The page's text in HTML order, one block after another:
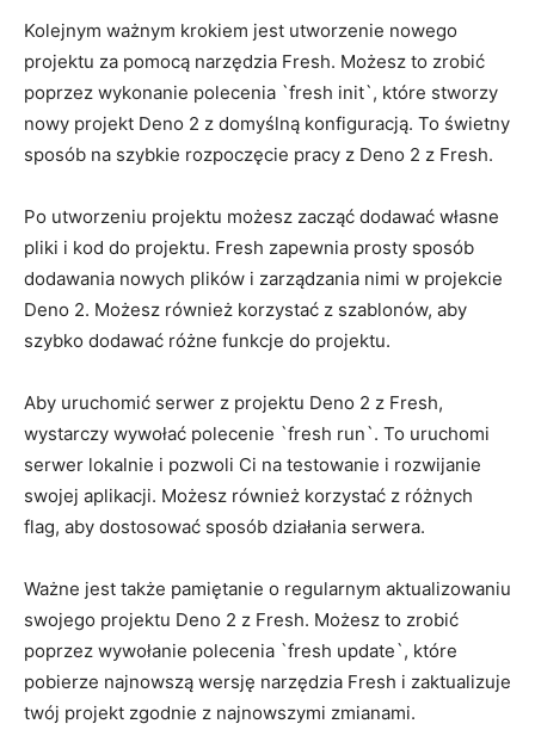
Kolejnym ważnym krokiem jest utworzenie nowego
projektu za ⁣pomocą​ narzędzia Fresh. Możesz​ to zrobić
poprzez wykonanie polecenia‍ `fresh ‌init`, które stworzy
nowy projekt Deno 2 z domyślną konfiguracją. To świetny
sposób na ⁤szybkie rozpoczęcie pracy z⁣ Deno 2 z Fresh.
Po utworzeniu⁣ projektu możesz zacząć dodawać własne
pliki i​ kod do‌ projektu. Fresh zapewnia prosty⁣ sposób
dodawania nowych plików i zarządzania nimi ‌w projekcie
Deno ‌2.⁣ Możesz również‌ korzystać z szablonów, aby
⁢szybko ‍dodawać różne funkcje⁣ do projektu.
Aby uruchomić serwer z projektu Deno 2 z Fresh,‌
wystarczy wywołać ⁢polecenie‌ `fresh run`.​ To uruchomi
serwer lokalnie i pozwoli Ci⁤ na testowanie i rozwijanie
swojej aplikacji. Możesz również ⁣korzystać z różnych
flag, ⁤aby dostosować sposób działania serwera.
Ważne jest ​także pamiętanie o regularnym aktualizowaniu
⁢swojego ⁤projektu Deno ​2 z Fresh. ‍Możesz to‌ zrobić
poprzez wywołanie polecenia `fresh update`, ⁣które
pobierze najnowszą ‍wersję ⁣narzędzia Fresh i zaktualizuje
twój‍ projekt zgodnie​ z najnowszymi ⁣zmianami.